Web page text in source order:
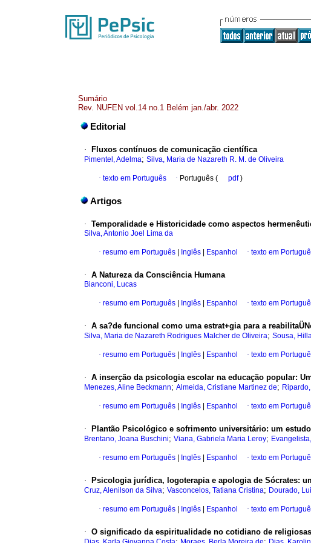
Sumário
Rev. NUFEN vol.14 no.1 Belém jan./abr. 2022
Editorial
· Fluxos contínuos de comunicação científica
Pimentel, Adelma; Silva, Maria de Nazareth R. M. de Oliveira
· texto em Português · Português ( pdf)
Artigos
· Temporalidade e Historicidade como aspectos
Silva, Antonio Joel Lima da
· resumo em Português Inglês Espanhol · texto em
· A Natureza da Consciência Humana
Bianconi, Lucas
· resumo em Português Inglês Espanhol · texto em
· A sa?de funcional como uma estrat+gia para a
Silva, Maria de Nazareth Rodrigues Malcher de Oliveira; Sousa,
· resumo em Português Inglês Espanhol · texto em
· A inserção da psicologia escolar na educação popular:
Menezes, Aline Beckmann; Almeida, Cristiane Martinez de;
· resumo em Português Inglês Espanhol · texto em
· Plantão Psicológico e sofrimento universitário: um
Brentano, Joana Buschini; Viana, Gabriela Maria Leroy;
· resumo em Português Inglês Espanhol · texto em
· Psicologia jurídica, logoterapia e apologia de Sócrates:
Cruz, Alenilson da Silva; Vasconcelos, Tatiana Cristina; Dourado,
· resumo em Português Inglês Espanhol · texto em
· O significado da espiritualidade no cotidiano de